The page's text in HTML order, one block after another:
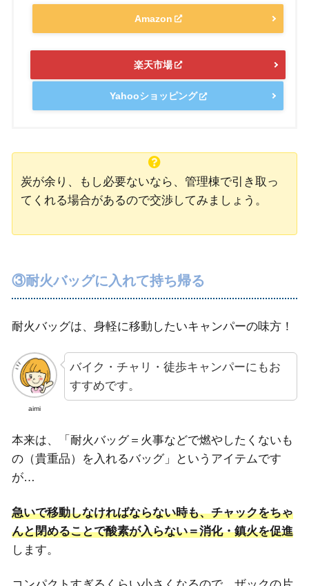
Amazon
楽天市場
Yahooショッピング
炭が余り、もし必要ないなら、管理棟で引き取っ
てくれる場合があるので交渉してみましょう。
③耐火バッグに入れて持ち帰る
耐火バッグは、身軽に移動したいキャンパーの味方！
aimi
バイク・チャリ・徒歩キャンパーにもお
すすめです。
本来は、「耐火バッグ＝火事などで燃やしたくないも
の（貴重品）を入れるバッグ」というアイテムです
が…
急いで移動しなければならない時も、チャックをちゃ
んと閉めることで酸素が入らない＝消化・鎮火を促進
します。